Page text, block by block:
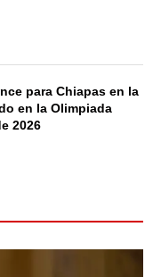
para Chiapas en la
en la Olimpiada
2026